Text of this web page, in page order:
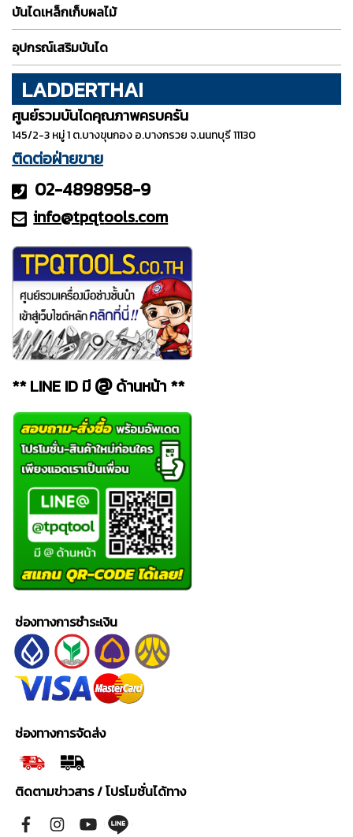
บันไดเหล็กเก็บผลไม้
อุปกรณ์เสริมบันได
LADDERTHAI
ศูนย์รวมบันไดคุณภาพครบครัน
145/2-3 หมู่ 1 ต.บางขุนกอง อ.บางกรวย จ.นนทบุรี 11130
ติดต่อฝ่ายขาย
02-4898958-9
info@tpqtools.com
** LINE ID มี @ด้านหน้า **
ช่องทางการชำระเงิน
ช่องทางการจัดส่ง
ติดตามข่าวสาร / โปรโมชั่นได้ทาง